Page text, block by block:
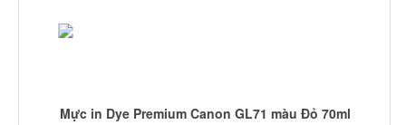
Mực in Dye Premium Canon GL71 màu Đỏ 70ml